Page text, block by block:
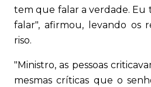
tem que falar a verdade. Eu
falar", afirmou, levando os
riso.
"Ministro, as pessoas
mesmas críticas que o